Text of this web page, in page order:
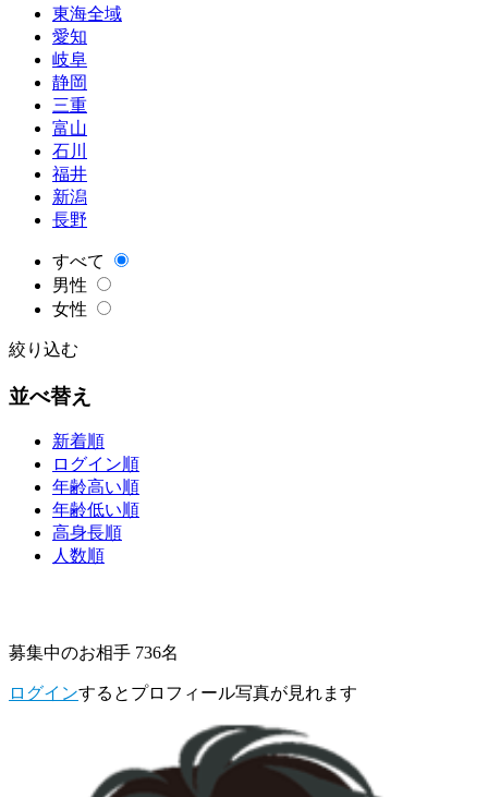
東海全域
愛知
岐阜
静岡
三重
富山
石川
福井
新潟
長野
すべて
男性
女性
絞り込む
並べ替え
新着順
ログイン順
年齢高い順
年齢低い順
高身長順
人数順
募集中のお相手 736名
ログインするとプロフィール写真が見れます